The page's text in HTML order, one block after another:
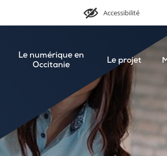
Accessibilité
Le numérique en
Occitanie
Le projet